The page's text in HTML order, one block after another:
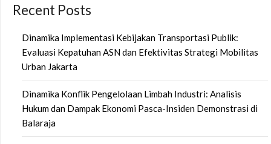
Recent Posts
Dinamika Implementasi Kebijakan Transportasi Publik:
Evaluasi Kepatuhan ASN dan Efektivitas Strategi Mobilitas
Urban Jakarta
Dinamika Konflik Pengelolaan Limbah Industri: Analisis
Hukum dan Dampak Ekonomi Pasca-Insiden Demonstrasi di
Balaraja